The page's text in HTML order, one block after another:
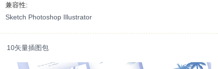
兼容性:
Sketch Photoshop Illustrator
10矢量插图包